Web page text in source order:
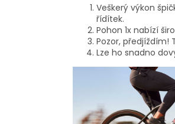
Veškerý výkon
řídítek.
Pohon 1x nabízí
Pozor, předjíždím!
Lze ho snadno